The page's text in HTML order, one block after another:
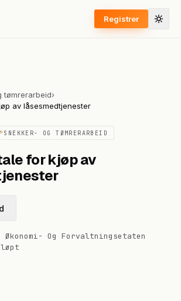
Registrer
tømrerarbeid›
av låsesmedtjenester
SNEKKER- OG TØMRERARBEID
for kjøp av
Økonomi- Og Forvaltningsetaten